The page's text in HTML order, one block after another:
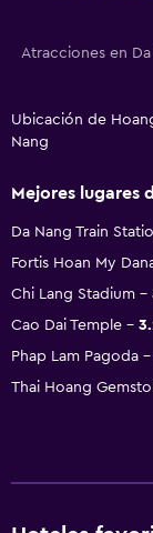
Atracciones en
Ubicación de
Nang
Mejores lugares
Da Nang Train
Fortis Hoan My
Chi Lang Stadium
Cao Dai Temple
Phap Lam Pagoda
Thai Hoang